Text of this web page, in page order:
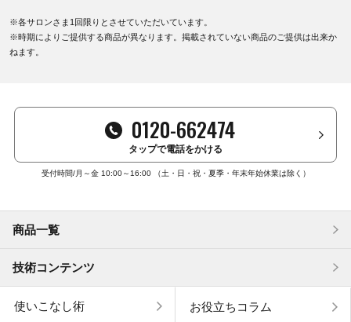
※各サロンさま1回限りとさせていただいています。
※時期によりご提供する商品が異なります。掲載されていない商品のご提供は出来か
ねます。
0120-662474
タップで電話をかける
受付時間/月～金 10:00～16:00 （土・日・祝・夏季・年末年始休業は除く）
商品一覧
技術コンテンツ
使いこなし術 お役立ちコラム